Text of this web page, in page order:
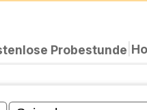
25 Lezione di prova